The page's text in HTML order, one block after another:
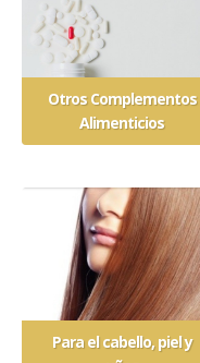
Otros Complementos
Alimenticios
Para el cabello, piel y